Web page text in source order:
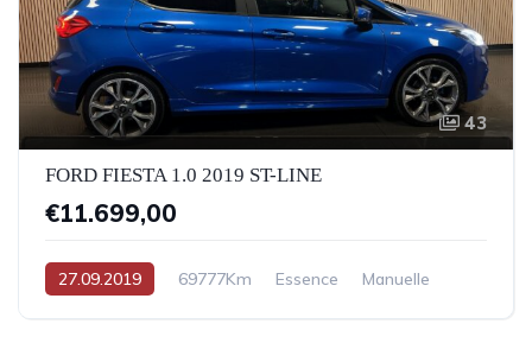
43
FORD FIESTA 1.0 2019 ST-LINE
€11.699,00
27.09.2019 69777Km Essence Manuelle